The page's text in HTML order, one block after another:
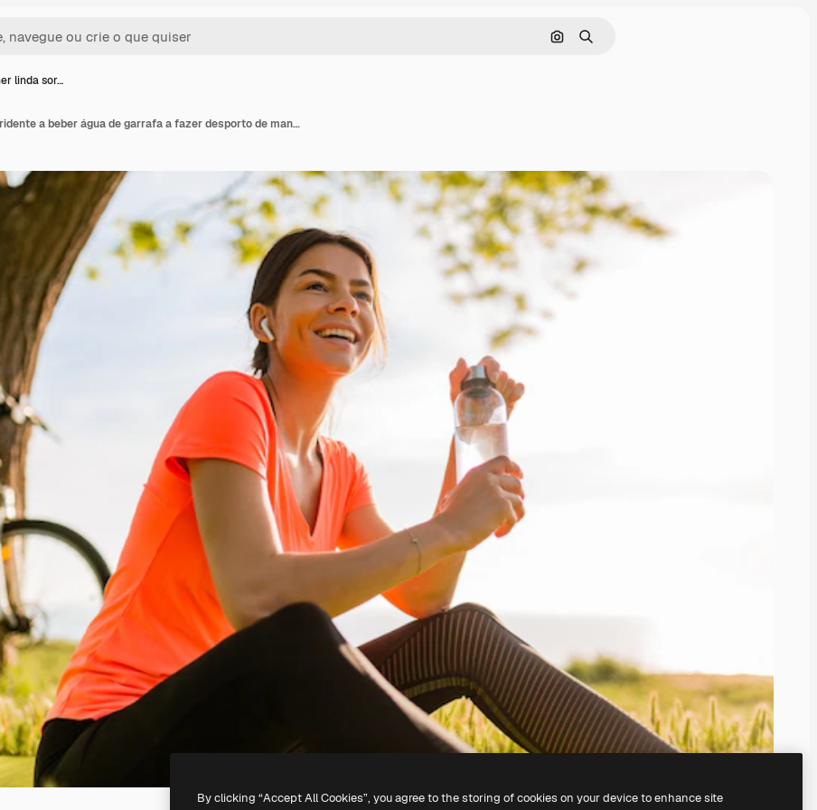
Pesquisar por imagem
Buscar
linda sor…
Uma mulher linda sorridente a beber água de garrafa a fazer desporto de manhã no parque.
By clicking “Accept All Cookies”, you agree to the storing of cookies on your device to enhance site